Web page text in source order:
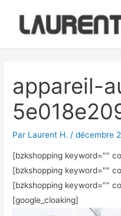
contenu
appareil-
Par Laurent H. /décembre
[bzkshopping keyword=""
[bzkshopping keyword=""
[bzkshopping keyword=""
[google_cloaking]
articles